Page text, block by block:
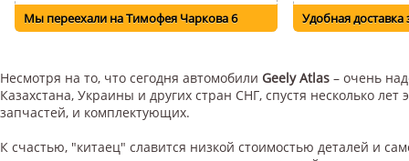
Мы переехали на Тимофея Чаркова 6 Удобная доставка
Несмотря на то, что сегодня автомобили Geely Atlas – очень
Казахстана, Украины и других стран СНГ, спустя несколько
запчастей, и комплектующих.
К счастью, "китаец" славится низкой стоимостью деталей и